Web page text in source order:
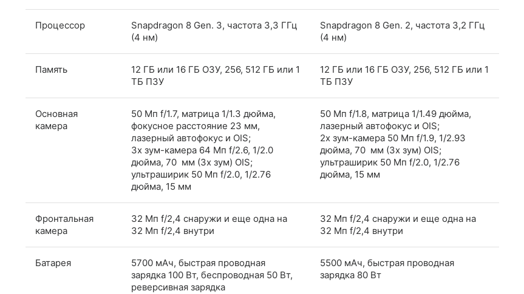
Процессор
Snapdragon 8 Gen. 3, частота 3,3 ГГц
(4 нм)
Snapdragon 8 Gen. 2, частота 3,2 ГГц
(4 нм)
Память
12 ГБ или 16 ГБ ОЗУ, 256, 512 ГБ или 1
ТБ ПЗУ
12 ГБ или 16 ГБ ОЗУ, 256, 512 ГБ или 1
ТБ ПЗУ
Основная
камера
50 Мп f/1.7, матрица 1/1.3 дюйма,
фокусное расстояние 23 мм,
лазерный автофокус и OIS;
3x зум-камера 64 Мп f/2.6, 1/2.0
дюйма, 70 мм (3x зум) OIS;
ультраширик 50 Мп f/2.0, 1/2.76
дюйма, 15 мм
50 Мп f/1.8, матрица 1/1.49 дюйма,
лазерный автофокус и OIS;
2x зум-камера 50 Мп f/1.9, 1/2.93
дюйма, 70 мм (3x зум) OIS;
ультраширик 50 Мп f/2.0, 1/2.76
дюйма, 15 мм
Фронтальная
камера
32 Мп f/2,4 снаружи и еще одна на
32 Мп f/2,4 внутри
32 Мп f/2,4 снаружи и еще одна на
32 Мп f/2,4 внутри
Батарея
5700 мАч, быстрая проводная
зарядка 100 Вт, беспроводная 50 Вт,
реверсивная зарядка
5500 мАч, быстрая проводная
зарядка 80 Вт